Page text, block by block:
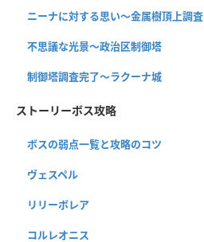
ニーナに対する思い〜金属樹頂上調査
不思議な光景〜政治区制御塔
制御塔調査完了〜ラクーナ城
ストーリーボス攻略
ボスの弱点一覧と攻略のコツ
ヴェスペル
リリーボレア
コルレオニス